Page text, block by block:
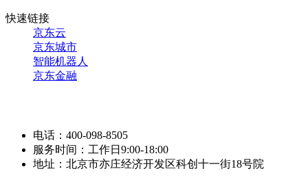
快速链接
京东云
京东城市
智能机器人
京东金融
电话：400-098-8505
服务时间：工作日9:00-18:00
地址：北京市亦庄经济开发区科创十一街18号院